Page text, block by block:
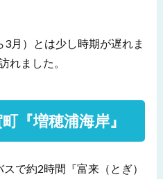
月）とは少し時期が遅れま
れました。
『増穂浦海岸』
で約2時間『富来（とぎ）